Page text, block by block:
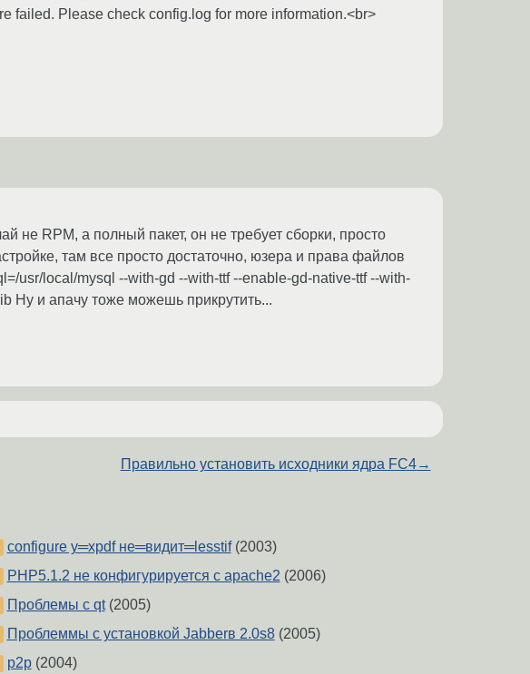
failed. Please check config.log for more information.<br>
не RPM, а полный пакет, он не требует сборки, просто
там все просто достаточно, юзера и права файлов
usr/local/mysql --with-gd --with-ttf --enable-gd-native-ttf --with-
Ну и апачу тоже можешь прикрутить...
Правильно установить исходники ядра FC4→
configure у═xpdf не═видит═lesstif(2003)
PHP5.1.2 не конфигурируется с apache2 (2006)
Проблемы с qt(2005)
Проблеммы с установкой Jabberв 2.0s8(2005)
p2p(2004)